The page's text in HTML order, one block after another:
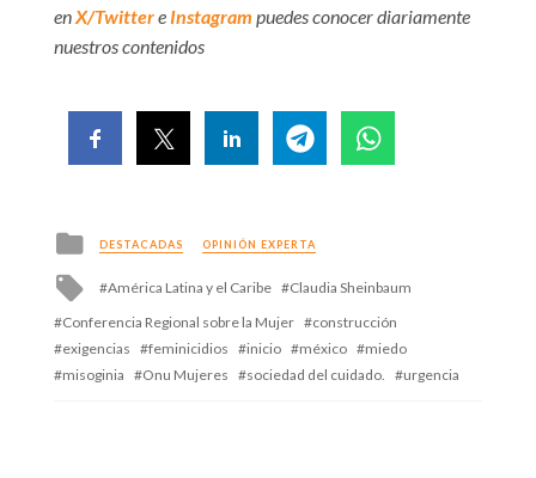
enX/Twittere Instagram puedes conocer diariamente
nuestros contenidos
Posted
in
DESTACADAS OPINIÓN EXPERTA
Tagged
América Latina y el Caribe
Claudia Sheinbaum
Conferencia Regional sobre la Mujer
construcción
exigencias
feminicidios inicio méxico
miedo
misoginia
Onu Mujeres sociedad del cuidado. urgencia